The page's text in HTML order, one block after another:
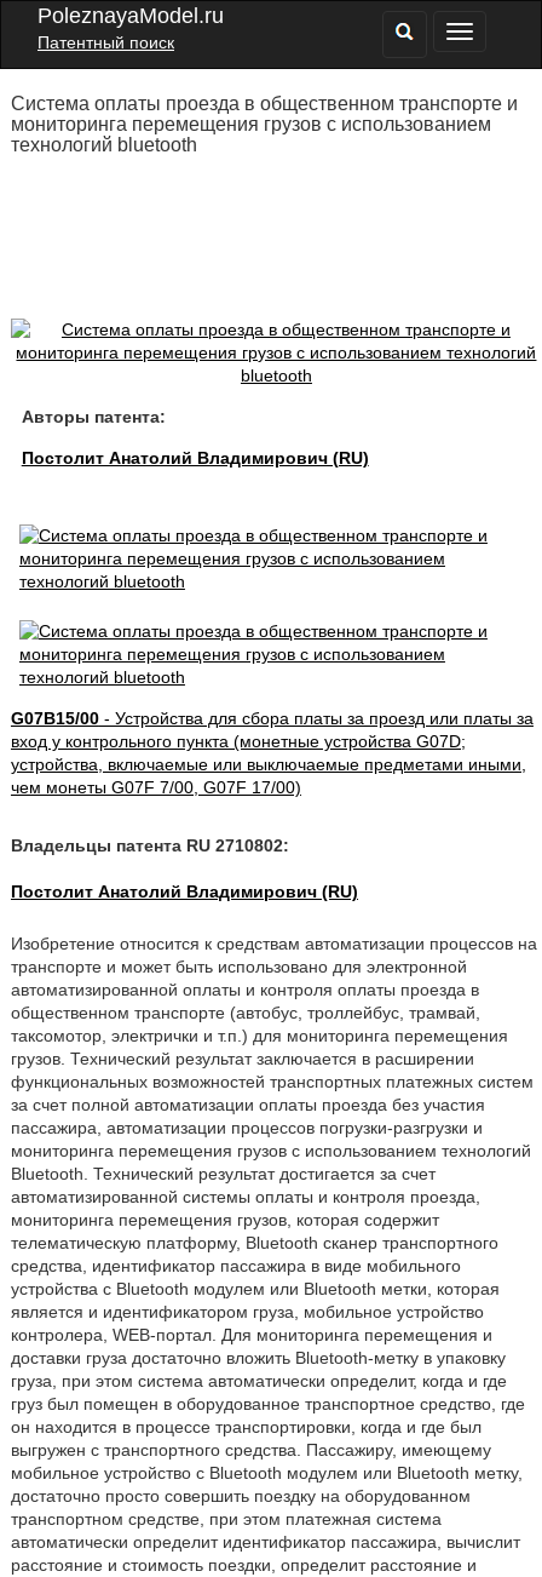
PoleznayaModel.ru
Патентный поиск
Система оплаты проезда в общественном транспорте и
мониторинга перемещения грузов с использованием
технологий bluetooth
Авторы патента:
Постолит Анатолий Владимирович (RU)
G07B15/00- Устройства для сбора платы за проезд или платы за
вход у контрольного пункта (монетные устройства G07D;
устройства, включаемые или выключаемые предметами иными,
чем монеты G07F 7/00, G07F 17/00)
Владельцы патента RU 2710802:
Постолит Анатолий Владимирович (RU)
Изобретение относится к средствам автоматизации процессов на
транспорте и может быть использовано для электронной
автоматизированной оплаты и контроля оплаты проезда в
общественном транспорте (автобус, троллейбус, трамвай,
таксомотор, электрички и т.п.) для мониторинга перемещения
грузов. Технический результат заключается в расширении
функциональных возможностей транспортных платежных систем
за счет полной автоматизации оплаты проезда без участия
пассажира, автоматизации процессов погрузки-разгрузки и
мониторинга перемещения грузов с использованием технологий
Bluetooth. Технический результат достигается за счет
автоматизированной системы оплаты и контроля проезда,
мониторинга перемещения грузов, которая содержит
телематическую платформу, Bluetooth сканер транспортного
средства, идентификатор пассажира в виде мобильного
устройства с Bluetooth модулем или Bluetooth метки, которая
является и идентификатором груза, мобильное устройство
контролера, WEB-портал. Для мониторинга перемещения и
доставки груза достаточно вложить Bluetooth-метку в упаковку
груза, при этом система автоматически определит, когда и где
груз был помещен в оборудованное транспортное средство, где
он находится в процессе транспортировки, когда и где был
выгружен с транспортного средства. Пассажиру, имеющему
мобильное устройство с Bluetooth модулем или Bluetooth метку,
достаточно просто совершить поездку на оборудованном
транспортном средстве, при этом платежная система
автоматически определит идентификатор пассажира, вычислит
расстояние и стоимость поездки, определит расстояние и